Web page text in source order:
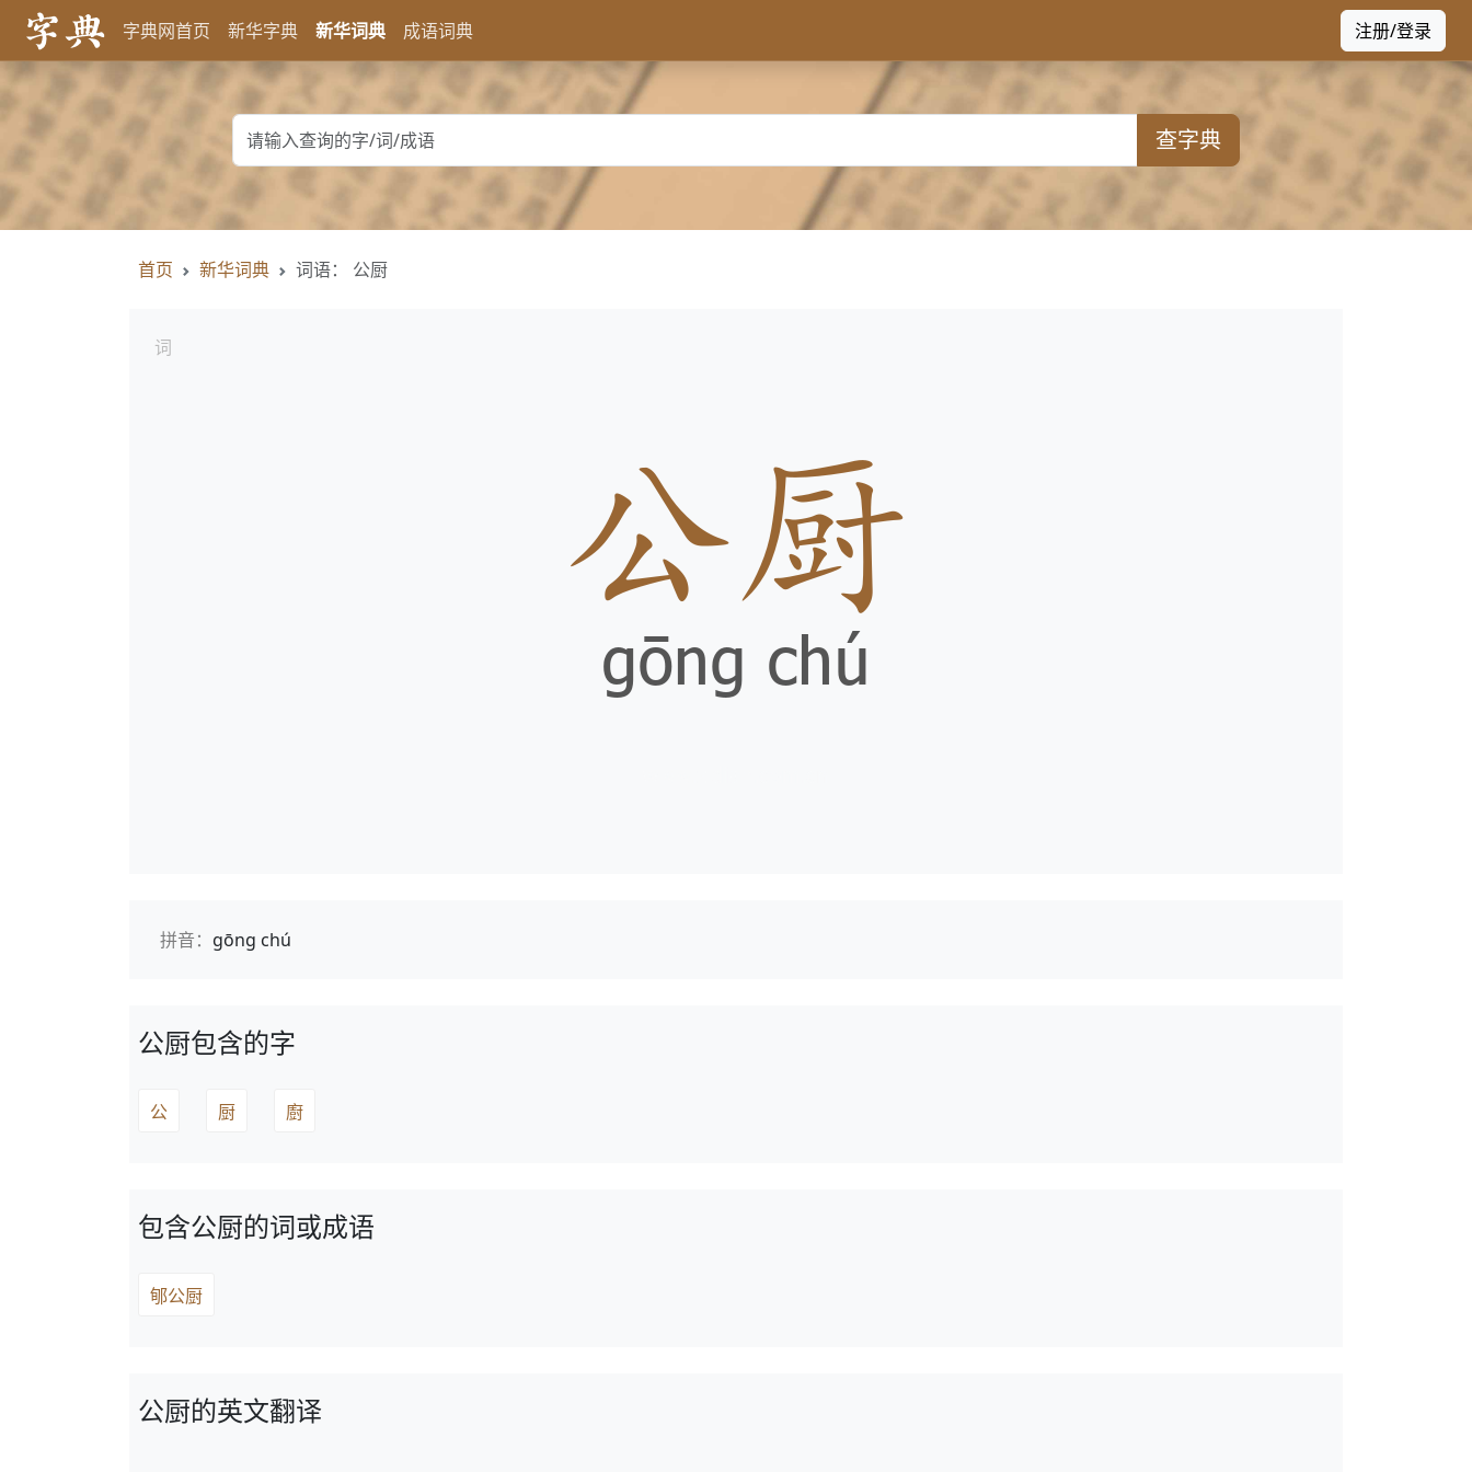
字典网首页 新华字典 新华词典 成语词典 注册/登录
查字典
首页 新华词典 词语： 公厨
词
拼音： gōng chú
公厨包含的字
公 厨 廚
包含公厨的词或成语
郇公厨
公厨的英文翻译